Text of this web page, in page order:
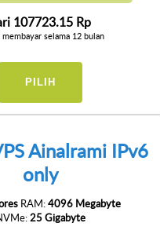
107723.15 Rp
membayar selama 12 bulan
PILIH
Ainalrami IPv6
only
RAM:4096 Megabyte
25 Gigabyte